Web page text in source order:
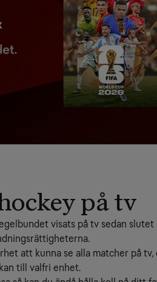
på tv
visats på tv sedan slutet
att kunna se alla matcher på tv,
till valfri enhet.